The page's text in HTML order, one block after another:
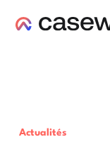
Actualités